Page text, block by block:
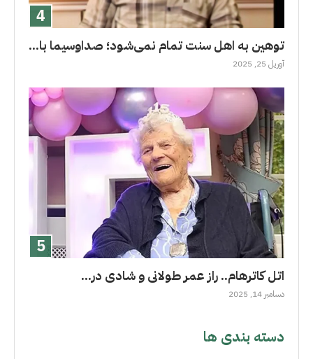
توهین به اهل سنت تمام نمی‌شود؛ صداوسیما با...
آوریل 25, 2025
اتل کاترهام.. راز عمر طولانى و شادی در...
دسامبر 14, 2025
دسته بندی ها